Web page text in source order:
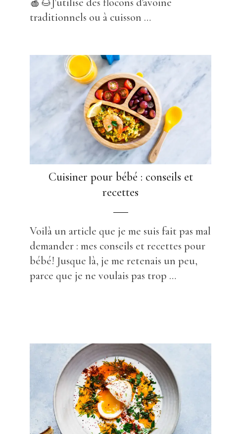
🍎🌰J'utilise des flocons d'avoine
traditionnels ou à cuisson …
Cuisiner pour bébé : conseils et
recettes
Voilà un article que je me suis fait pas mal
demander : mes conseils et recettes pour
bébé! Jusque là, je me retenais un peu,
parce que je ne voulais pas trop …